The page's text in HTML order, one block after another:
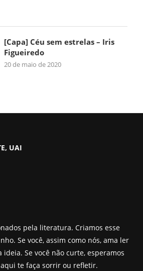
[Capa] Céu sem estrelas – Iris
Figueiredo
20 de maio de 2020
UAI
pela literatura. Criamos esse
Se você, assim como nós, ama ler
Se você não curte, esperamos
te faça sorrir ou refletir.